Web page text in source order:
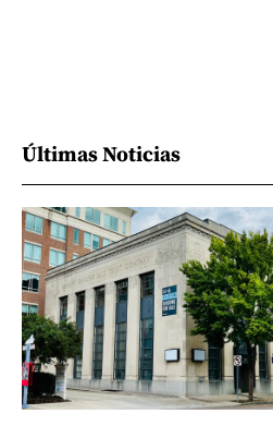
Últimas Noticias